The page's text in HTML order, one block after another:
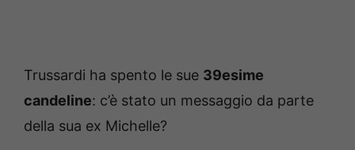
Trussardi ha spento le sue 39esime
candeline: c’è stato un messaggio da parte
della sua ex Michelle?